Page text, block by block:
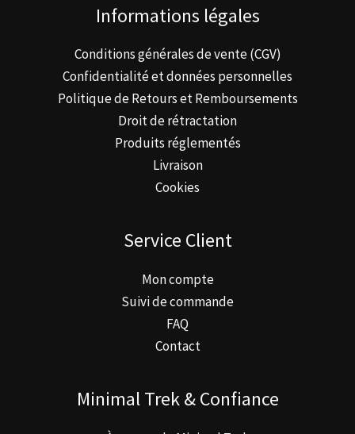
Informations légales
Conditions générales de vente (CGV)
Confidentialité et données personnelles
Politique de Retours et Remboursements
Droit de rétractation
Produits réglementés
Livraison
Cookies
Service Client
Mon compte
Suivi de commande
FAQ
Contact
Minimal Trek & Confiance